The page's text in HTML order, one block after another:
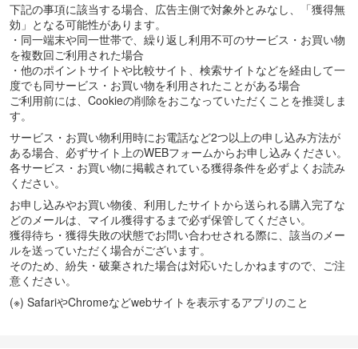
下記の事項に該当する場合、広告主側で対象外とみなし、「獲得無
効」となる可能性があります。
・同一端末や同一世帯で、繰り返し利用不可のサービス・お買い物
を複数回ご利用された場合
・他のポイントサイトや比較サイト、検索サイトなどを経由して一
度でも同サービス・お買い物を利用されたことがある場合
ご利用前には、Cookieの削除をおこなっていただくことを推奨しま
す。
サービス・お買い物利用時にお電話など2つ以上の申し込み方法が
ある場合、必ずサイト上のWEBフォームからお申し込みください。
各サービス・お買い物に掲載されている獲得条件を必ずよくお読み
ください。
お申し込みやお買い物後、利用したサイトから送られる購入完了な
どのメールは、マイル獲得するまで必ず保管してください。
獲得待ち・獲得失敗の状態でお問い合わせされる際に、該当のメー
ルを送っていただく場合がございます。
そのため、紛失・破棄された場合は対応いたしかねますので、ご注
意ください。
(※) SafariやChromeなどwebサイトを表示するアプリのこと